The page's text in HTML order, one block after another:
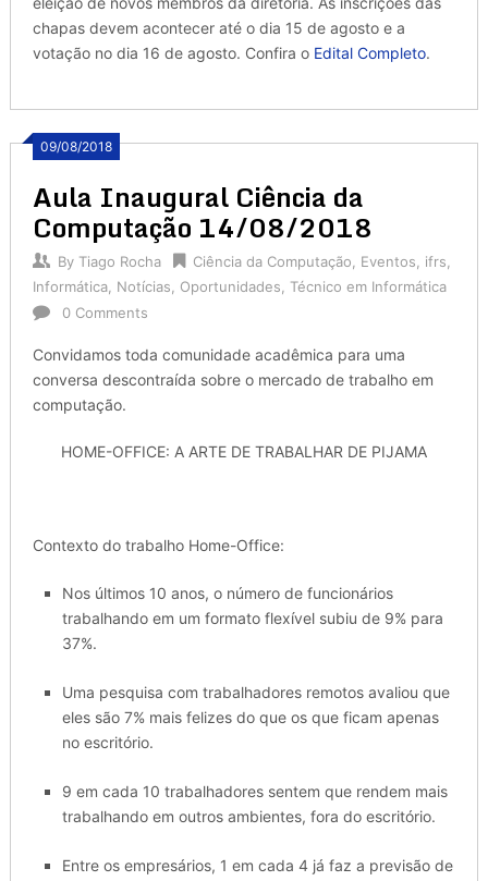
chapas devem acontecer até o dia 15 de agosto e a
votação no dia 16 de agosto. Confira o Edital Completo.
09/08/2018
Aula Inaugural Ciência da
Computação 14/08/2018
By Tiago Rocha Ciência da Computação, Eventos, ifrs,
Informática, Notícias, Oportunidades, Técnico em Informática
0 Comments
Convidamos toda comunidade acadêmica para uma
conversa descontraída sobre o mercado de trabalho em
computação.
HOME-OFFICE: A ARTE DE TRABALHAR DE PIJAMA
Contexto do trabalho Home-Office:
Nos últimos 10 anos, o número de funcionários
trabalhando em um formato flexível subiu de 9% para
37%.
Uma pesquisa com trabalhadores remotos avaliou que
eles são 7% mais felizes do que os que ficam apenas
no escritório.
9 em cada 10 trabalhadores sentem que rendem mais
trabalhando em outros ambientes, fora do escritório.
Entre os empresários, 1 em cada 4 já faz a previsão de